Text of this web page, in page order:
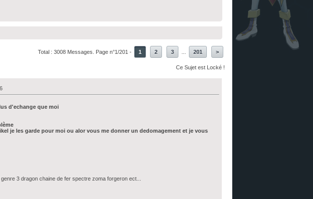
Total : 3008 Messages. Page n°1/201 - 1 2 3 201 >
Ce Sujet est Locké !
d'echange que moi
je les garde pour moi ou alor vous me donner un dedomagement et je vous
3 dragon chaine de fer spectre zoma forgeron ect...